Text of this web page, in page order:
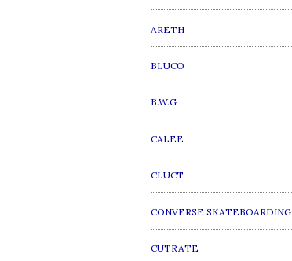
ARETH
BLUCO
B.W.G
CALEE
CLUCT
CONVERSE SKATEBOARDING
CUTRATE